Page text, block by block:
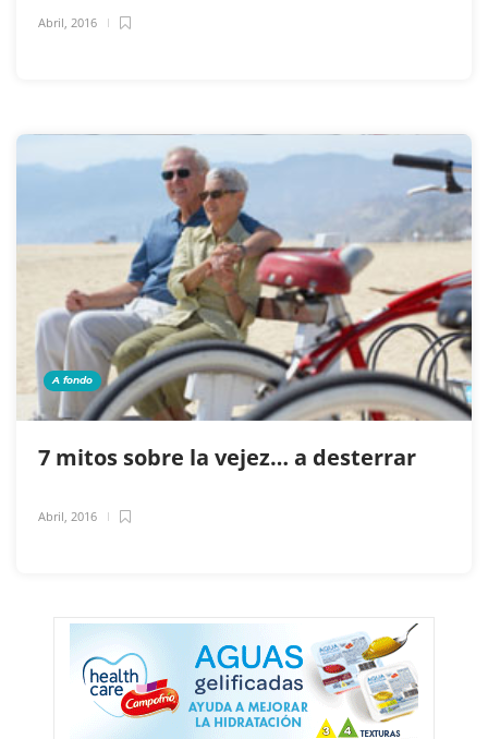
Abril, 2016
A fondo
7 mitos sobre la vejez… a desterrar
Abril, 2016